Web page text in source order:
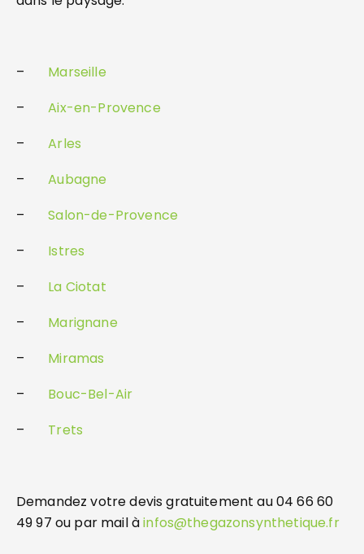
– Marseille
–Aix-en-Provence
–Arles
–Aubagne
–Salon-de-Provence
– Istres
– La Ciotat
– Marignane
– Miramas
– Bouc-Bel-Air
– Trets
Demandez votre devis gratuitement au 04 66 60
49 97 ou par mail àinfos@thegazonsynthetique.fr